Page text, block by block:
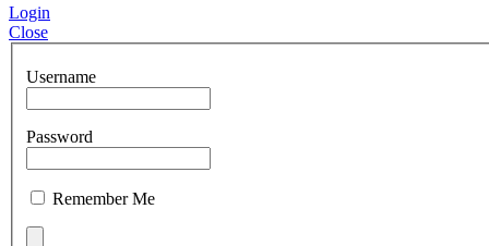
Login
Close
Username
Password
Remember Me